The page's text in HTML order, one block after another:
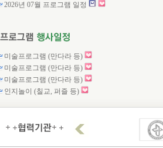
2026년 07월 프로그램 일정
미술프로그램 (만다라 등)
미술프로그램 (만다라 등)
미술프로그램 (만다라 등)
인지놀이 (칠교, 퍼즐 등)